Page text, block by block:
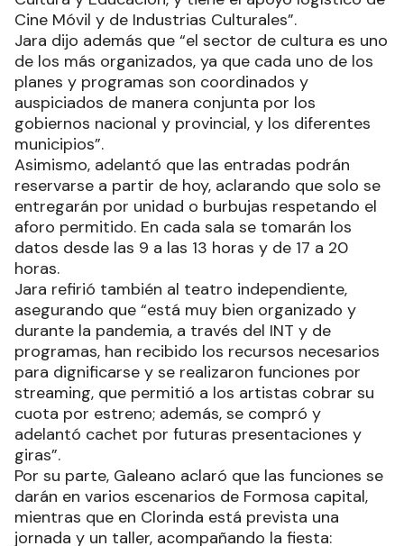
Cine Móvil y de Industrias Culturales”.
Jara dijo además que “el sector de cultura es uno
de los más organizados, ya que cada uno de los
planes y programas son coordinados y
auspiciados de manera conjunta por los
gobiernos nacional y provincial, y los diferentes
municipios”.
Asimismo, adelantó que las entradas podrán
reservarse a partir de hoy, aclarando que solo se
entregarán por unidad o burbujas respetando el
aforo permitido. En cada sala se tomarán los
datos desde las 9 a las 13 horas y de 17 a 20
horas.
Jara refirió también al teatro independiente,
asegurando que “está muy bien organizado y
durante la pandemia, a través del INT y de
programas, han recibido los recursos necesarios
para dignificarse y se realizaron funciones por
streaming, que permitió a los artistas cobrar su
cuota por estreno; además, se compró y
adelantó cachet por futuras presentaciones y
giras”.
Por su parte, Galeano aclaró que las funciones se
darán en varios escenarios de Formosa capital,
mientras que en Clorinda está prevista una
jornada y un taller, acompañando la fiesta: